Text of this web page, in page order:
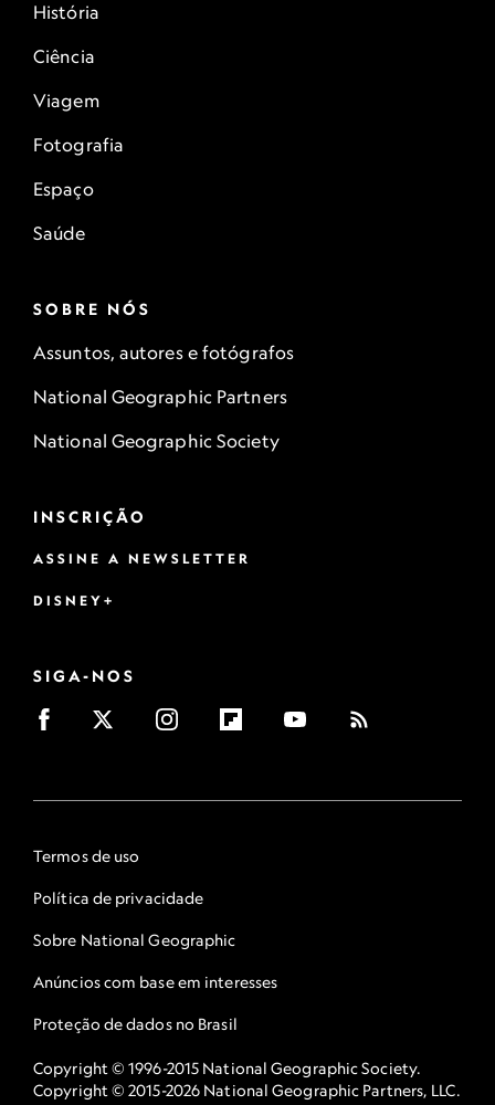
História
Ciência
Viagem
Fotografia
Espaço
Saúde
SOBRE NÓS
Assuntos, autores e fotógrafos
National Geographic Partners
National Geographic Society
INSCRIÇÃO
ASSINE A NEWSLETTER
DISNEY+
SIGA-NOS
Termos de uso
Política de privacidade
Sobre National Geographic
Anúncios com base em interesses
Proteção de dados no Brasil
Copyright © 1996-2015 National Geographic Society.
Copyright © 2015-2026 National Geographic Partners, LLC.